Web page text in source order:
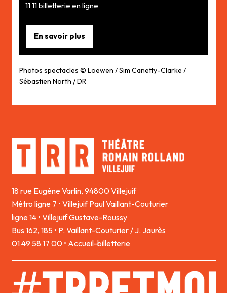
11 11billetterie en ligne
En savoir plus
Photos spectacles © Loewen / Sim Canetty-Clarke /
Sébastien North / DR
18 rue Eugène Varlin, 94800 Villejuif
Métro ligne 7 • Villejuif Paul Vaillant-Couturier
ligne 14 • Villejuif Gustave-Roussy
Bus 162, 185 • P. Vaillant-Couturier / J. Jaurès
01 49 58 17 00• Accueil-billetterie